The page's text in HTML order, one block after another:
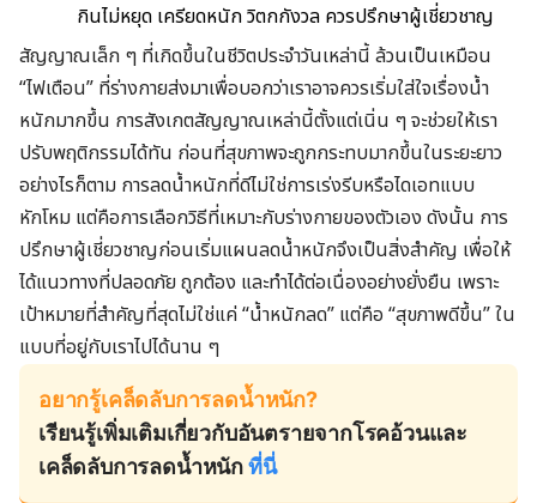
กินไม่หยุด เครียดหนัก วิตกกังวล ควรปรึกษาผู้เชี่ยวชาญ
สัญญาณเล็ก ๆ ที่เกิดขึ้นในชีวิตประจำวันเหล่านี้ ล้วนเป็นเหมือน
“ไฟเตือน” ที่ร่างกายส่งมาเพื่อบอกว่าเราอาจควรเริ่มใส่ใจเรื่องน้ำ
หนักมากขึ้น การสังเกตสัญญาณเหล่านี้ตั้งแต่เนิ่น ๆ จะช่วยให้เรา
ปรับพฤติกรรมได้ทัน ก่อนที่สุขภาพจะถูกกระทบมากขึ้นในระยะยาว
อย่างไรก็ตาม การลดน้ำหนักที่ดีไม่ใช่การเร่งรีบหรือไดเอทแบบ
หักโหม แต่คือการเลือกวิธีที่เหมาะกับร่างกายของตัวเอง ดังนั้น การ
ปรึกษาผู้เชี่ยวชาญก่อนเริ่มแผนลดน้ำหนักจึงเป็นสิ่งสำคัญ เพื่อให้
ได้แนวทางที่ปลอดภัย ถูกต้อง และทำได้ต่อเนื่องอย่างยั่งยืน เพราะ
เป้าหมายที่สำคัญที่สุดไม่ใช่แค่ “น้ำหนักลด” แต่คือ “สุขภาพดีขึ้น” ใน
แบบที่อยู่กับเราไปได้นาน ๆ
อยากรู้เคล็ดลับการลดน้ำหนัก?
เรียนรู้เพิ่มเติมเกี่ยวกับอันตรายจากโรคอ้วนและ
เคล็ดลับการลดน้ำหนักที่นี่